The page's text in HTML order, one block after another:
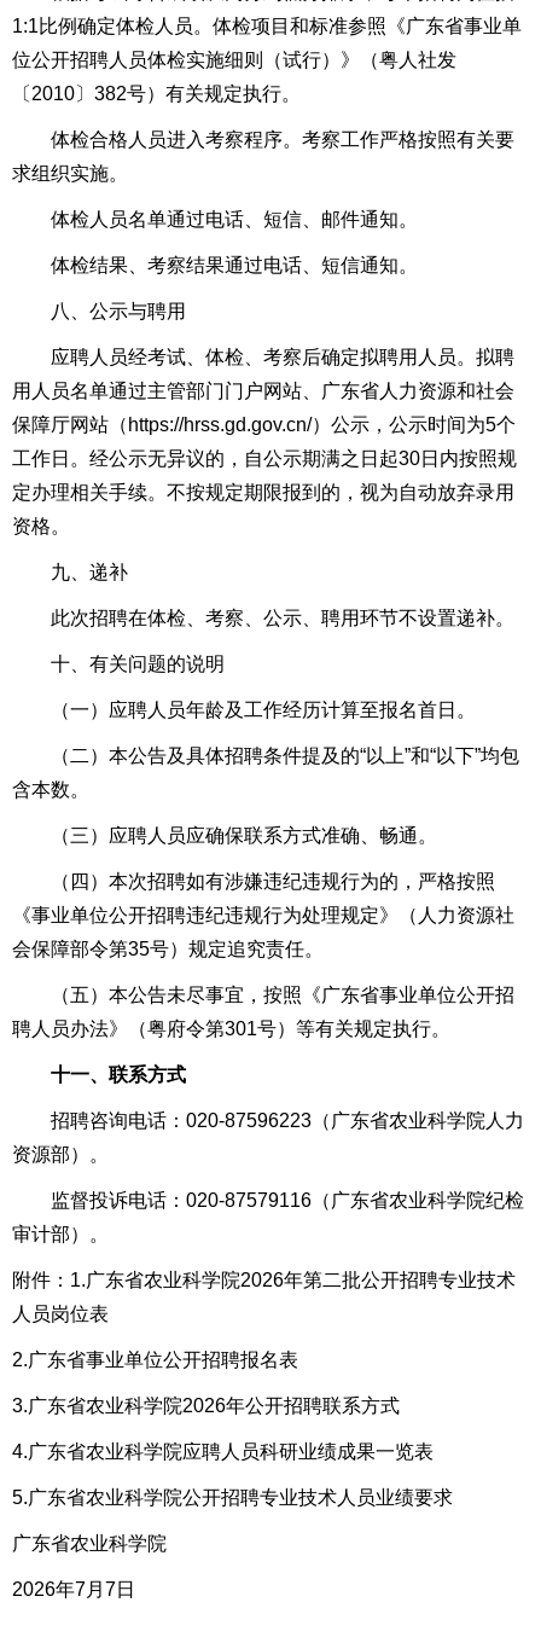
1:1比例确定体检人员。体检项目和标准参照《广东省事业单
位公开招聘人员体检实施细则（试行）》（粤人社发
〔2010〕382号）有关规定执行。
体检合格人员进入考察程序。考察工作严格按照有关要
求组织实施。
体检人员名单通过电话、短信、邮件通知。
体检结果、考察结果通过电话、短信通知。
八、公示与聘用
应聘人员经考试、体检、考察后确定拟聘用人员。拟聘
用人员名单通过主管部门门户网站、广东省人力资源和社会
保障厅网站（https://hrss.gd.gov.cn/）公示，公示时间为5个
工作日。经公示无异议的，自公示期满之日起30日内按照规
定办理相关手续。不按规定期限报到的，视为自动放弃录用
资格。
九、递补
此次招聘在体检、考察、公示、聘用环节不设置递补。
十、有关问题的说明
（一）应聘人员年龄及工作经历计算至报名首日。
（二）本公告及具体招聘条件提及的“以上”和“以下”均包
含本数。
（三）应聘人员应确保联系方式准确、畅通。
（四）本次招聘如有涉嫌违纪违规行为的，严格按照
《事业单位公开招聘违纪违规行为处理规定》（人力资源社
会保障部令第35号）规定追究责任。
（五）本公告未尽事宜，按照《广东省事业单位公开招
聘人员办法》（粤府令第301号）等有关规定执行。
十一、联系方式
招聘咨询电话：020-87596223（广东省农业科学院人力
资源部）。
监督投诉电话：020-87579116（广东省农业科学院纪检
审计部）。
附件：1.广东省农业科学院2026年第二批公开招聘专业技术
人员岗位表
2.广东省事业单位公开招聘报名表
3.广东省农业科学院2026年公开招聘联系方式
4.广东省农业科学院应聘人员科研业绩成果一览表
5.广东省农业科学院公开招聘专业技术人员业绩要求
广东省农业科学院
2026年7月7日